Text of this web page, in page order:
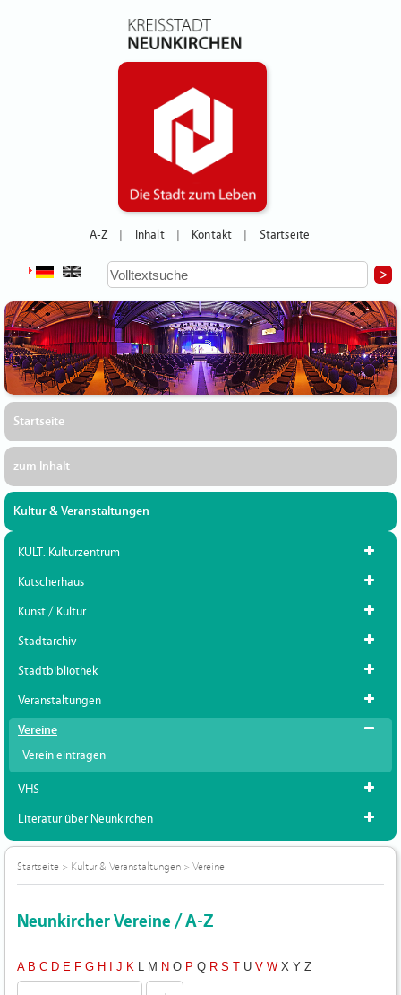
A-Z Inhalt Kontakt Startseite
Startseite
zum Inhalt
Kultur & Veranstaltungen
KULT. Kulturzentrum
Kutscherhaus
Kunst / Kultur
Stadtarchiv
Stadtbibliothek
Veranstaltungen
Vereine
Verein eintragen
VHS
Literatur über Neunkirchen
Startseite > Kultur & Veranstaltungen > Vereine
Neunkircher Vereine / A-Z
A B C D E F G H J K L M N O P Q R S T U V W X Y Z